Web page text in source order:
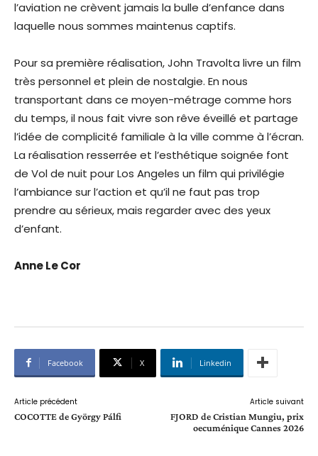
l’aviation ne crèvent jamais la bulle d’enfance dans
laquelle nous sommes maintenus captifs.
Pour sa première réalisation, John Travolta livre un film
très personnel et plein de nostalgie. En nous
transportant dans ce moyen-métrage comme hors
du temps, il nous fait vivre son rêve éveillé et partage
l’idée de complicité familiale à la ville comme à l’écran.
La réalisation resserrée et l’esthétique soignée font
de Vol de nuit pour Los Angeles un film qui privilégie
l’ambiance sur l’action et qu’il ne faut pas trop
prendre au sérieux, mais regarder avec des yeux
d’enfant.
Anne Le Cor
Facebook X Linkedin
Article précédent
COCOTTE de György Pálfi
Article suivant
FJORD de Cristian Mungiu, prix
oecuménique Cannes 2026